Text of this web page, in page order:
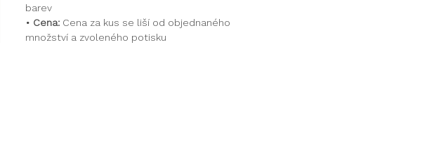
barev
• Cena: Cena za kus se liší od objednaného
množství a zvoleného potisku